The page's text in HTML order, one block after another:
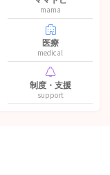
mama
医療
medical
制度・支援
support